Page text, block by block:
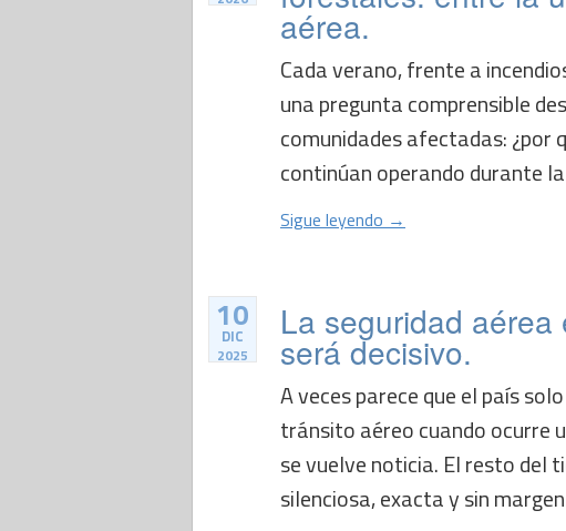
aérea.
Cada verano, frente a
una pregunta comprensible
comunidades afectadas: ¿por
continúan operando durante
Sigue leyendo →
10
DIC
2025
La seguridad
será decisivo.
A veces parece que el país
tránsito aéreo cuando ocurre
se vuelve noticia. El resto del
silenciosa, exacta y sin